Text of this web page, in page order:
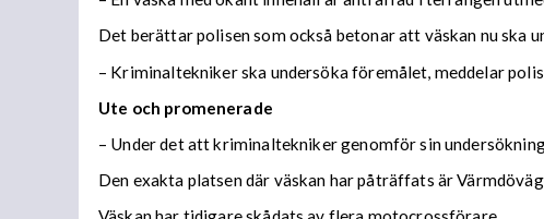
Det berättar polisen som också betonar att väskan nu ska
– Kriminaltekniker ska undersöka föremålet, meddelar
Ute och promenerade
– Under det att kriminaltekniker genomför sin
Den exakta platsen där väskan har påträffats är